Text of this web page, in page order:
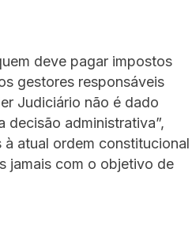
deve pagar impostos
gestores responsáveis
Judiciário não é dado
decisão administrativa”,
atual ordem constitucional
jamais com o objetivo de